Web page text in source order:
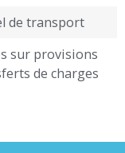
de transport
sur provisions
de charges